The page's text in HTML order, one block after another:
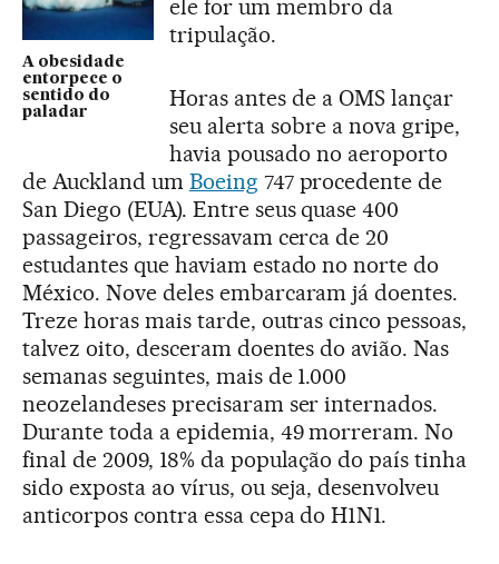
A obesidade
entorpece o
sentido do
paladar
ele for um membro da
tripulação.
Horas antes de a OMS lançar
seu alerta sobre a nova gripe,
havia pousado no aeroporto
de Auckland um Boeing 747 procedente de
San Diego (EUA). Entre seus quase 400
passageiros, regressavam cerca de 20
estudantes que haviam estado no norte do
México. Nove deles embarcaram já doentes.
Treze horas mais tarde, outras cinco pessoas,
talvez oito, desceram doentes do avião. Nas
semanas seguintes, mais de 1.000
neozelandeses precisaram ser internados.
Durante toda a epidemia, 49 morreram. No
final de 2009, 18% da população do país tinha
sido exposta ao vírus, ou seja, desenvolveu
anticorpos contra essa cepa do H1N1.